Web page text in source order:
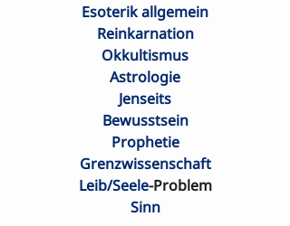
Esoterik allgemein
Reinkarnation
Okkultismus
Astrologie
Jenseits
Bewusstsein
Prophetie
Grenzwissenschaft
Leib/Seele-Problem
Sinn